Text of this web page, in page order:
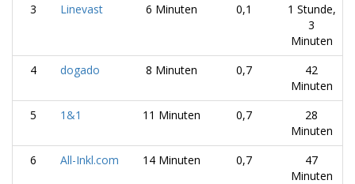
3
Linevast 6 Minuten 0,1
1 Stunde,
3
Minuten
4
dogado 8 Minuten 0,7
42
Minuten
5
1&1 11 Minuten 0,7
28
Minuten
6
All-Inkl.com 14 Minuten 0,7
47
Minuten